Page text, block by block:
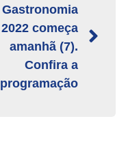
Gastronomia
2022 começa
amanhã (7).
Confira a
programação